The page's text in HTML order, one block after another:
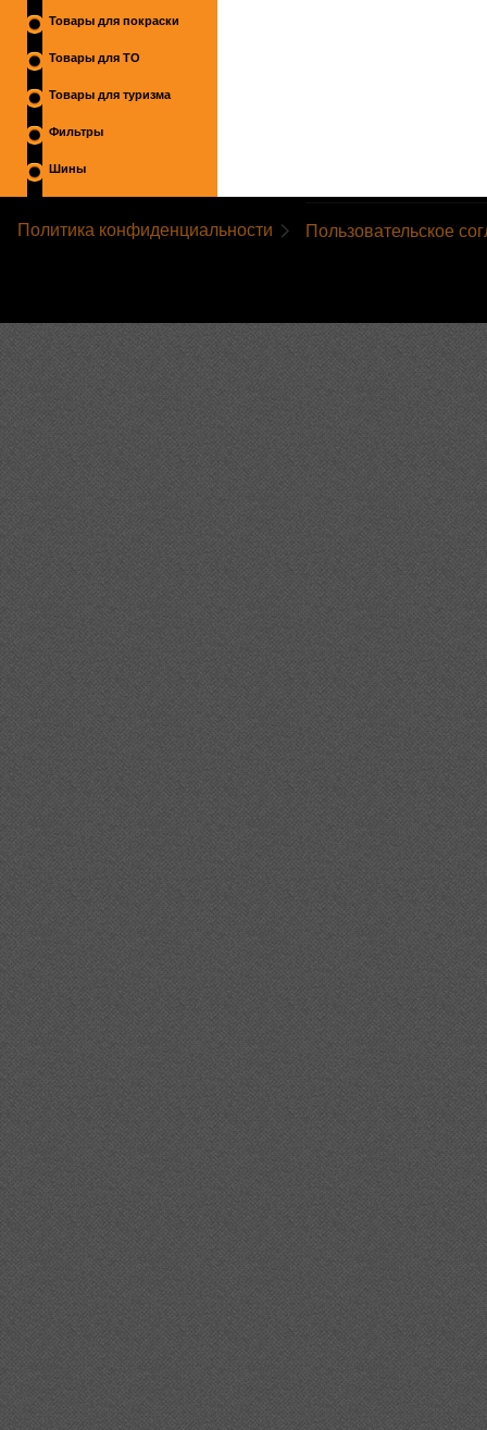
Товары для покраски
Товары для ТО
Товары для туризма
Фильтры
Шины
Политика конфиденциальности Пользовательское